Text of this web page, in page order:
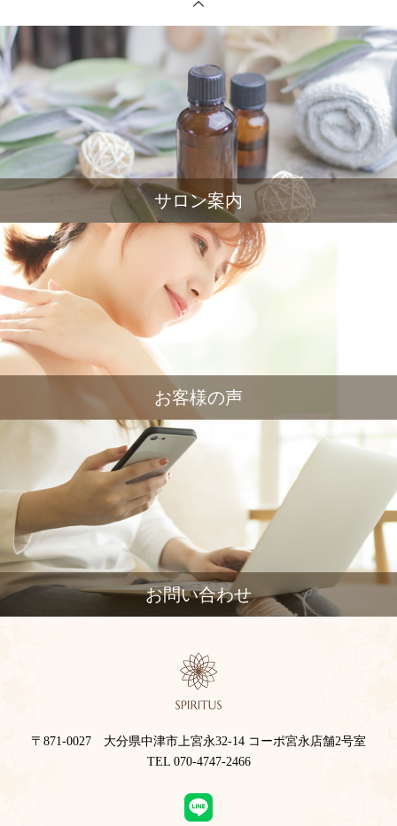
サロン案内
お客様の声
お問い合わせ
〒871-0027 大分県中津市上宮永32-14 コーポ宮永店舗2号室
TEL 070-4747-2466